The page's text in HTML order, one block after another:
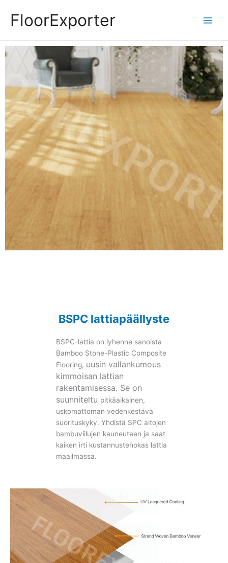
sisältöön
FloorExporter
vastaaviksi!
Lisää
BSPC lattiapäällyste
BSPC-lattia on lyhenne sanoista
Bamboo Stone-Plastic Composite
Flooring, uusin vallankumous
kimmoisan lattian
rakentamisessa. Se on
suunniteltu pitkäaikainen,
uskomattoman vedenkestävä
suorituskyky. Yhdistä SPC aitojen
bambuviilujen kauneuteen ja saat
kaiken irti kustannustehokas lattia
maailmassa.